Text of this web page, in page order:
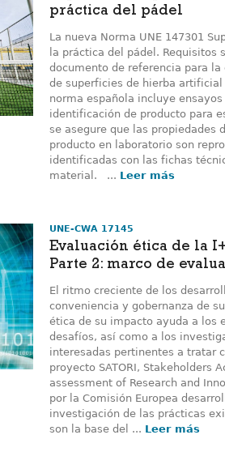
práctica del pádel
La nueva Norma UNE 147301
la práctica del pádel.
documento de referencia para
de superficies de hierba
norma española incluye
identificación de producto para
se asegure que las propiedades
producto en laboratorio son
identificadas con las fichas
material. ... Leer más
UNE-CWA 17145
Evaluación ética de la
Parte 2: marco de
El ritmo creciente de los
conveniencia y gobernanza de
ética de su impacto ayuda a los
desafíos, así como a los
interesadas pertinentes a tratar
proyecto SATORI, Stakeholders
assessment of Research and
por la Comisión Europea
investigación de las prácticas
son la base del ... Leer más